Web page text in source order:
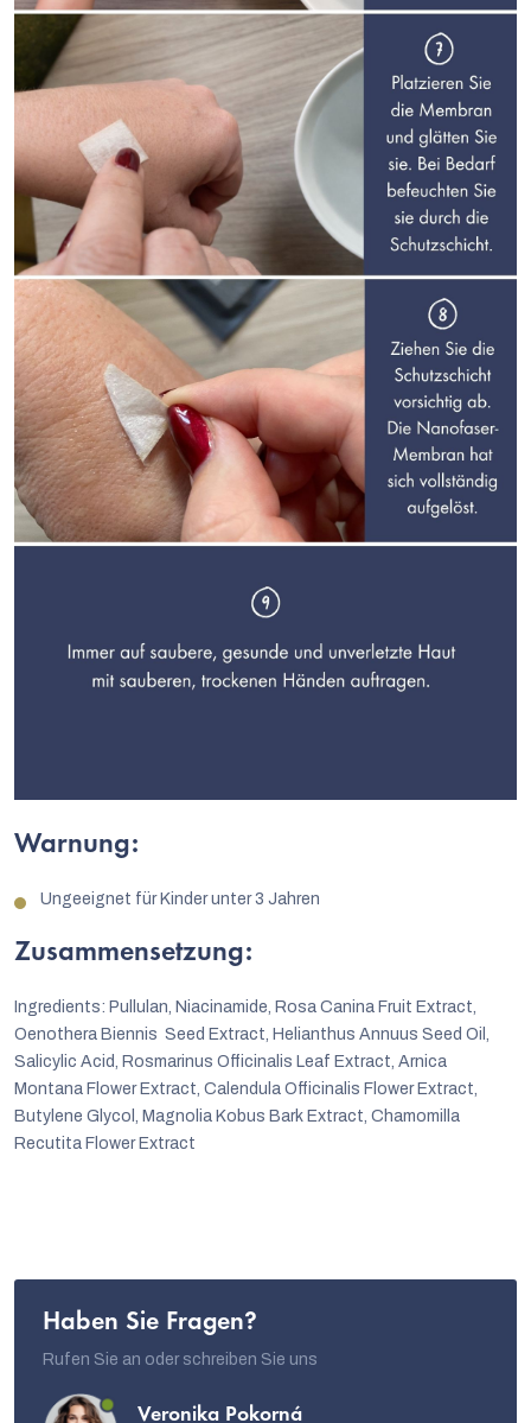
Warnung:
Ungeeignet für Kinder unter 3 Jahren
Zusammensetzung:
Ingredients: Pullulan, Niacinamide, Rosa Canina Fruit Extract,
Oenothera Biennis Seed Extract, Helianthus Annuus Seed Oil,
Salicylic Acid, Rosmarinus Officinalis Leaf Extract, Arnica
Montana Flower Extract, Calendula Officinalis Flower Extract,
Butylene Glycol, Magnolia Kobus Bark Extract, Chamomilla
Recutita Flower Extract
Haben Sie Fragen?
Rufen Sie an oder schreiben Sie uns
Veronika Pokorná